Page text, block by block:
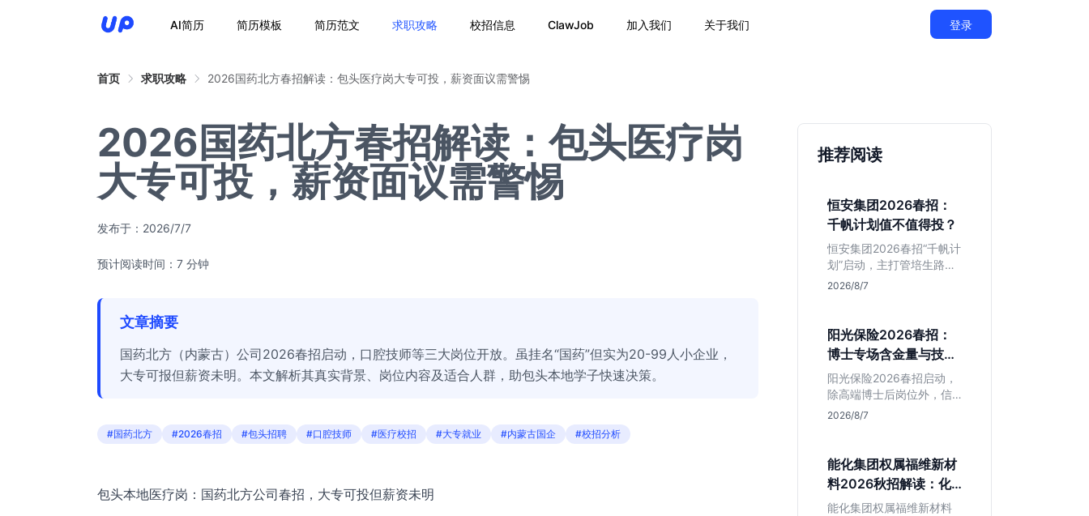
AI简历 简历模板 简历范文 求职攻略 校招信息 ClawJob 加入我们 关于我们 登录
首页 求职攻略 2026国药北方春招解读：包头医疗岗大专可投，薪资面议需警惕
2026国药北方春招解读：包头医疗岗
大专可投，薪资面议需警惕
发布于： 2026/7/7
预计阅读时间：7 分钟
文章摘要
国药北方（内蒙古）公司2026春招启动，口腔技师等三大岗位开放。虽挂名“国药”但实为20-99人小企业，
大专可报但薪资未明。本文解析其真实背景、岗位内容及适合人群，助包头本地学子快速决策。
#国药北方 #2026春招 #包头招聘 #口腔技师 #医疗校招 #大专就业 #内蒙古国企 #校招分析
包头本地医疗岗：国药北方公司春招，大专可投但薪资未明
推荐阅读
恒安集团2026春招：
千帆计划值不值得投？
恒安集团2026春招“千帆计
划”启动，主打管培生路
线。本文解析老牌快消巨
限，帮你判断是否值得投
递。
2026/8/7
阳光保险2026春招：
博士专场含金量与技术
岗捡漏指南
阳光保险2026春招启动，
除高端博士后岗位外，信
息技术部释放大量Java、
技术岗需求与投递价值，
助你快速判断是否值得
投。
2026/8/7
能化集团权属福维新材
料2026秋招解读：化
工材料生必看
能化集团权属福维新材料